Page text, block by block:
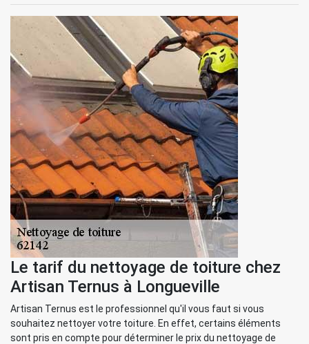
Le tarif du nettoyage de toiture chez
Artisan Ternus à Longueville
Artisan Ternus est le professionnel qu'il vous faut si vous
souhaitez nettoyer votre toiture. En effet, certains éléments
sont pris en compte pour déterminer le prix du nettoyage de